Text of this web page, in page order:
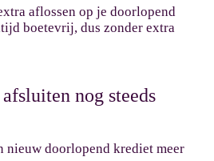
aflossen op je doorlopend
boetevrij, dus zonder extra
nog steeds
nieuw doorlopend krediet meer